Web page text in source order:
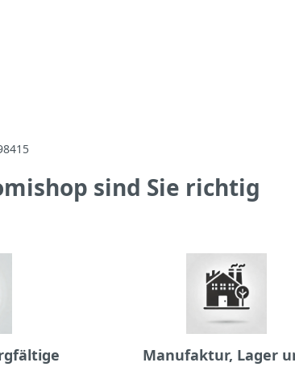
sind Sie richtig
Manufaktur, Lager